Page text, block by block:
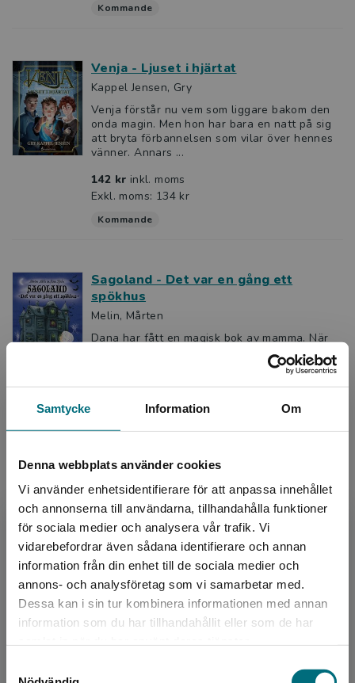
Samtycke Information Om
Denna webbplats använder cookies
Vi använder enhetsidentifierare för att anpassa innehållet
och annonserna till användarna, tillhandahålla funktioner
för sociala medier och analysera vår trafik. Vi
vidarebefordrar även sådana identifierare och annan
information från din enhet till de sociala medier och
annons- och analysföretag som vi samarbetar med.
Dessa kan i sin tur kombinera informationen med annan
information som du har tillhandahållit eller som de har
Begränsad fraktregion
Det verkar som att du besöker
nyponochviljaforlag.se via en enhet utanför
Kommande
Venja - Ljuset i hjärtat
Kappel Jensen, Gry
Venja förstår nu vem som liggare bakom den
onda magin. Men hon har bara en natt på sig
att bryta förbannelsen som vilar över hennes
vänner. Annars ...
142 kr inkl. moms
Exkl. moms: 134 kr
Kommande
Sagoland - Det var en gång ett
spökhus
Melin, Mårten
Dana har fått en magisk bok av mamma. När
hon knackar, öppnar boken och blåser på den
hamnar hon i … sagornas land! Sist Dana gav
inkl. moms
GAH! Min lärare är en alien
Blentare, Anders
En kväll får Nico syn på ett märkligt sken på
himlen. Är det ett rymdskepp som landar? Eller
kanske bara ett stjärnfall, som pappa tror?
Nästa dag ...
142 krinkl. moms